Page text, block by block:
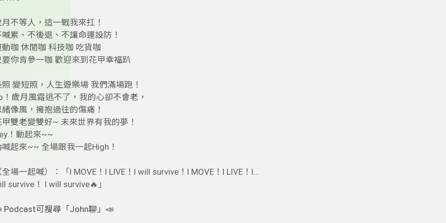
月不等人，這一戰我來扛！
喊累、不後退、不讓命運設防！
動咖 休閒咖 科技咖 吃貨咖
要你肯參一咖 歡迎來到花甲幸福趴
照 變短照，人生遊樂場 我們滿場跑！
！歲月風霜逃不了，我的心卻不會老，
緒像風，擁抱過往的傷痛！
甲雙老變雙好~ 未來世界有我的夢！
！動起來~~
喊起來~~ 全場跟我一起High！
場一起喊）：「I MOVE！I LIVE！I will survive！I MOVE！I LIVE！I
survive！ I will survive🔥」
Podcast可搜尋「John聊」📣